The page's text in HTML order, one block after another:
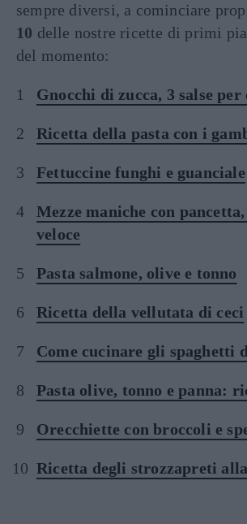
sempre diversi, a cominciare
10 delle nostre ricette di primi
del momento:
Gnocchi di zucca, 3 salse
Ricetta della pasta con i
Fettuccine funghi e guanciale
Mezze maniche con
veloce
Pasta salmone, olive e tonno
Ricetta della vellutata di ceci
Come cucinare gli spaghetti
Pasta olive, tonno e panna:
Orecchiette con broccoli e
Ricetta degli strozzapreti